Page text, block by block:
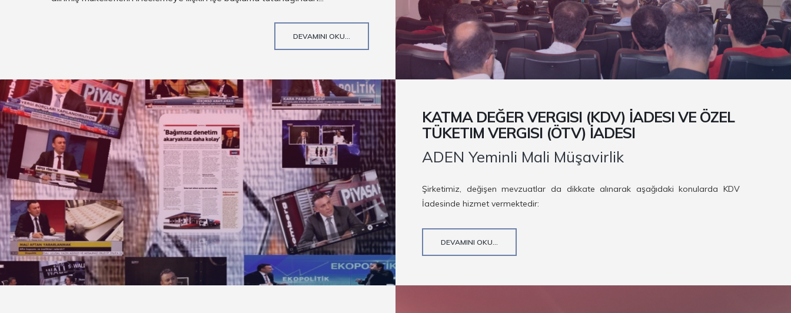
DEVAMINI OKU...
KATMA DEĞER VERGISI (KDV) İADESI VE ÖZEL
TÜKETIM VERGISI (ÖTV) İADESI
ADEN Yeminli Mali Müşavirlik
Şirketimiz, değişen mevzuatlar da dikkate alınarak aşağıdaki konularda KDV
İadesinde hizmet vermektedir:
DEVAMINI OKU...